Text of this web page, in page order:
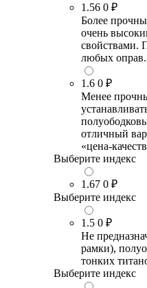
1.56 0 ₽
Более
очень
свойствами.
любых оправ.
1.6 0 ₽
Менее
отличный
«цена-
Выберите индекс
1.67 0 ₽
Выберите индекс
1.5 0 ₽
Не
рамки),
тонких
Выберите индекс